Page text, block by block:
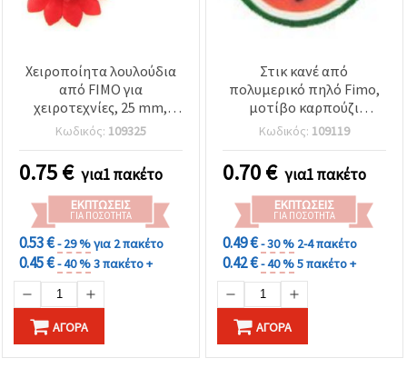
Χειροποίητα λουλούδια
από FIMO για
χειροτεχνίες, 25 mm,
κόκκινα – 4 τεμ.
Κωδικός: 109325
0.75€ για1 πακέτο
ΕΚΠΤΏΣΕΙΣ
ΓΙΑ ΠΟΣΌΤΗΤΑ
0.53 €- 29 %για 2 πακέτο
0.45 €- 40 %3 πακέτο +
ΑΓΟΡΆ
Στικ κανέ από
πολυμερικό πηλό Fimo,
μοτίβο καρπούζι
(κόκκινο/πράσινο),
κυλινδρικά 5×50 mm, 3
τεμ. – για κοσμήματα,
nail art, ρητίνη &
scrapbooking
Κωδικός: 109119
0.70€ για1 πακέτο
ΕΚΠΤΏΣΕΙΣ
ΓΙΑ ΠΟΣΌΤΗΤΑ
0.49 €- 30 % 2-4 πακέτο
0.42 €- 40 %5 πακέτο +
ΑΓΟΡΆ